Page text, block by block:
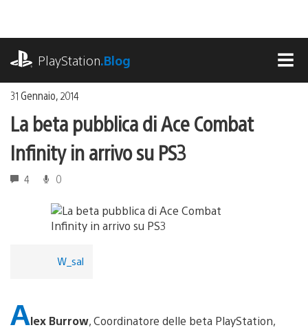
contenuto
PlayStation.Blog
31 Gennaio, 2014
La beta pubblica di Ace Combat
Infinity in arrivo su PS3
4 0
W_sal
Alex Burrow, Coordinatore delle beta PlayStation,